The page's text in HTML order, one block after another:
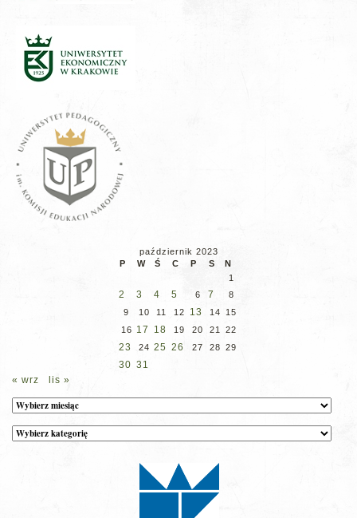
październik 2023
P
W Ś C P S
N
1
2 3 4 5 6 7
8
9
10 11 12 13 14
15
16 17 18 19 20 21 22
23 24 25 26 27 28 29
30 31
« wrz
lis »
Archiwum
Kategorie
wpisów